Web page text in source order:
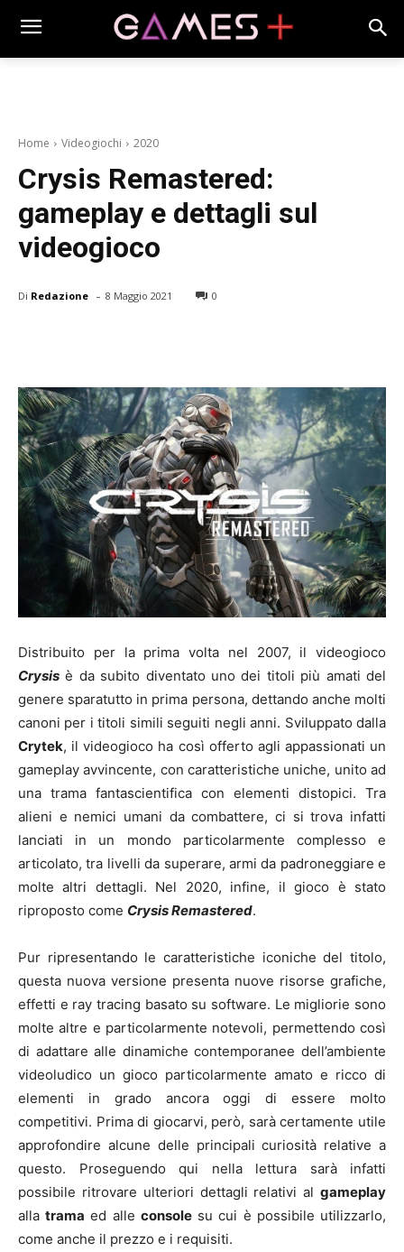
Home Videogiochi 2020
Crysis Remastered:
gameplay e dettagli sul
videogioco
Di Redazione - 8 Maggio 2021 0
Distribuito per la prima volta nel 2007, il videogioco
Crysis è da subito diventato uno dei titoli più amati del
genere sparatutto in prima persona, dettando anche molti
canoni per i titoli simili seguiti negli anni. Sviluppato dalla
Crytek, il videogioco ha così offerto agli appassionati un
gameplay avvincente, con caratteristiche uniche, unito ad
una trama fantascientifica con elementi distopici. Tra
alieni e nemici umani da combattere, ci si trova infatti
lanciati in un mondo particolarmente complesso e
articolato, tra livelli da superare, armi da padroneggiare e
molte altri dettagli. Nel 2020, infine, il gioco è stato
riproposto come Crysis Remastered.
Pur ripresentando le caratteristiche iconiche del titolo,
questa nuova versione presenta nuove risorse grafiche,
effetti e ray tracing basato su software. Le migliorie sono
molte altre e particolarmente notevoli, permettendo così
di adattare alle dinamiche contemporanee dell’ambiente
videoludico un gioco particolarmente amato e ricco di
elementi in grado ancora oggi di essere molto
competitivi. Prima di giocarvi, però, sarà certamente utile
approfondire alcune delle principali curiosità relative a
questo. Proseguendo qui nella lettura sarà infatti
possibile ritrovare ulteriori dettagli relativi al gameplay
allatrama ed alle consolesu cui è possibile utilizzarlo,
come anche il prezzo e i requisiti.